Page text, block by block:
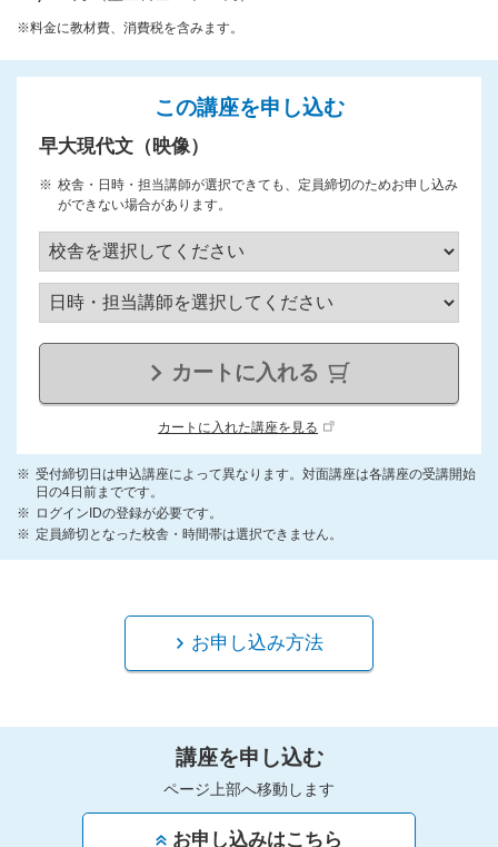
※料金に教材費、消費税を含みます。
この講座を申し込む
早大現代文（映像）
校舎・日時・担当講師が選択できても、定員締切のためお申し込み
ができない場合があります。
カートに入れる
カートに入れた講座を見る
受付締切日は申込講座によって異なります。対面講座は各講座の受講開始
日の4日前までです。
ログインIDの登録が必要です。
定員締切となった校舎・時間帯は選択できません。
お申し込み方法
講座を申し込む
ページ上部へ移動します
お申し込みはこちら